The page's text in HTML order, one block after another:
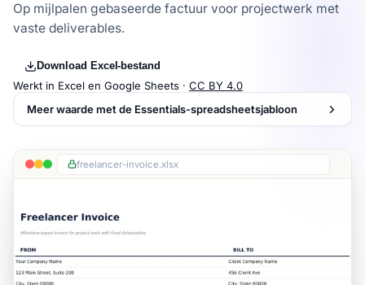
Op mijlpalen gebaseerde factuur voor projectwerk met
vaste deliverables.
Download Excel-bestand
Werkt in Excel en Google Sheets · CC BY 4.0
Meer waarde met de Essentials-spreadsheetsjabloon
freelancer-invoice.xlsx